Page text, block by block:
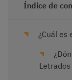
Índice de
¿Cuál es